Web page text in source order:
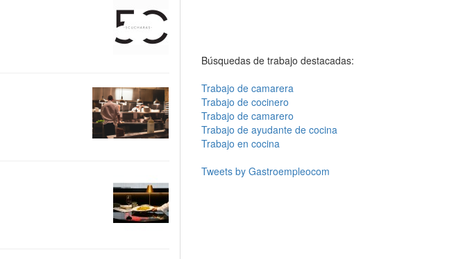
Búsquedas de trabajo destacadas:
Trabajo de camarera
Trabajo de cocinero
Trabajo de camarero
Trabajo de ayudante de cocina
Trabajo en cocina
Tweets by Gastroempleocom